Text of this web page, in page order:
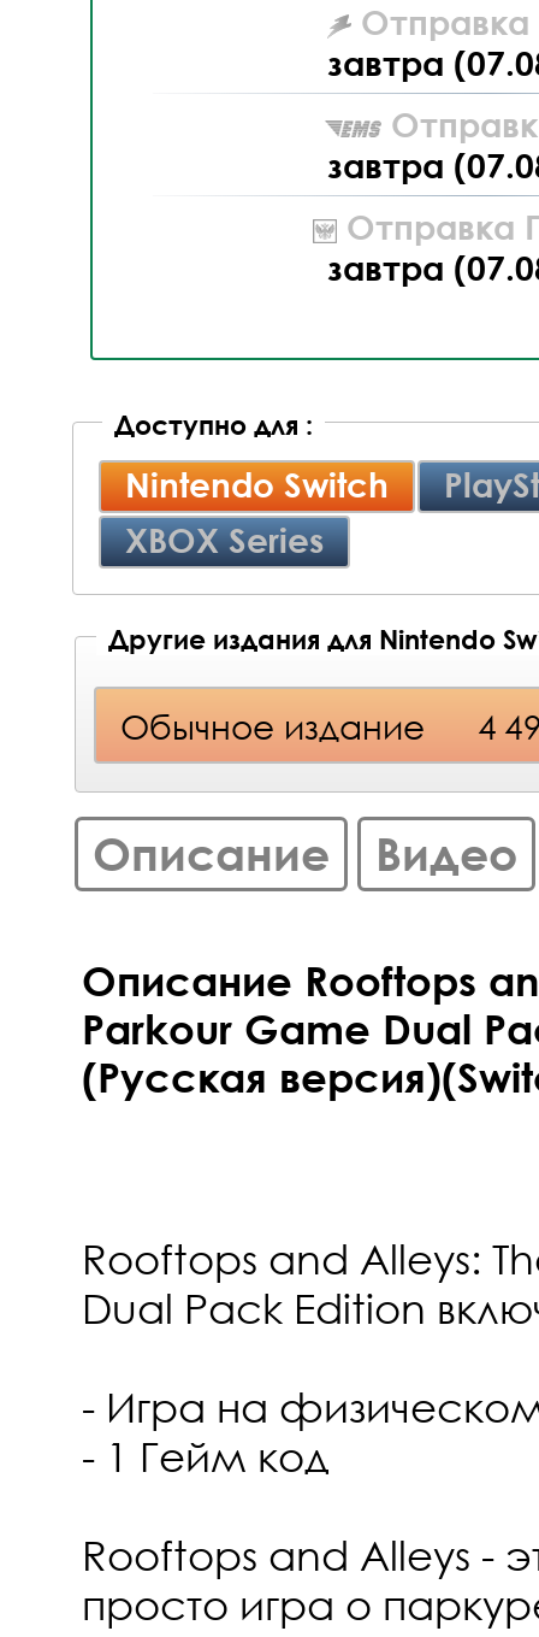
Отправка
завтра
завтра
Отправка
завтра
Доступно для :
Nintendo Switch
XBOX Series
Другие издания для Nintendo
Обычное издание 4
Описание Видео
Описание Rooftops
Parkour Game Dual
(Русская
Rooftops and Alleys:
Dual Pack Edition
- Игра на
- 1 Гейм код
Rooftops and Alleys -
просто игра о